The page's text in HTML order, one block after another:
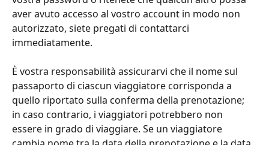
aver avuto accesso al vostro account in modo non
autorizzato, siete pregati di contattarci
immediatamente.
È vostra responsabilità assicurarvi che il nome sul
passaporto di ciascun viaggiatore corrisponda a
quello riportato sulla conferma della prenotazione;
in caso contrario, i viaggiatori potrebbero non
essere in grado di viaggiare. Se un viaggiatore